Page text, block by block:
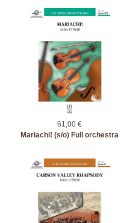
61,00 €
Mariachi! (s/o) Full orchestra